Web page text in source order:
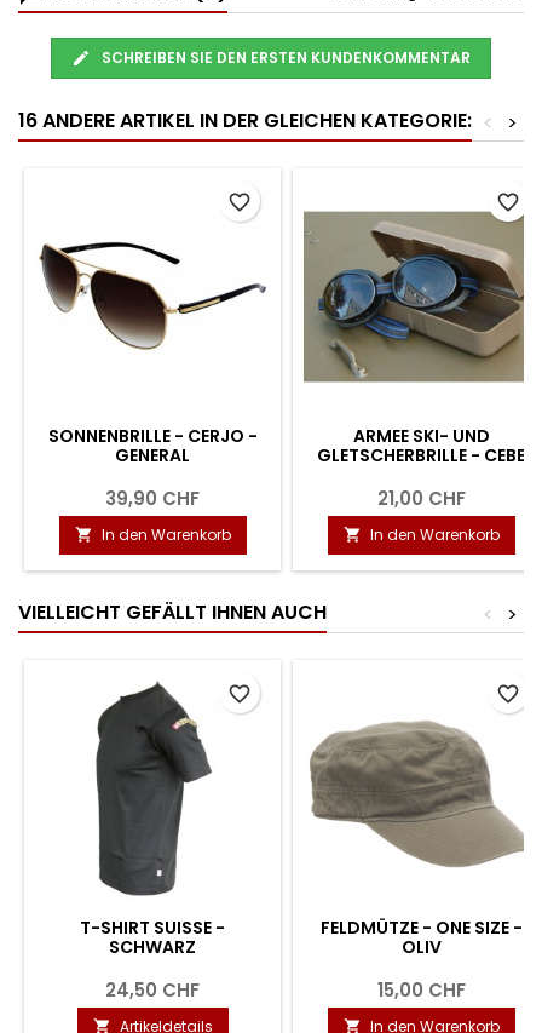
SCHREIBEN SIE DEN ERSTEN KUNDENKOMMENTAR
16 ANDERE ARTIKEL IN DER GLEICHEN KATEGORIE: >
<
SONNENBRILLE - CERJO -
GENERAL
39,90 CHF
 In den Warenkorb
favorite_border
ARMEE SKI- UND
GLETSCHERBRILLE - CEBE
21,00 CHF
 In den Warenkorb
favorite_border
VIELLEICHT GEFÄLLT IHNEN AUCH >
<
T-SHIRT SUISSE -
SCHWARZ
24,50 CHF
 Artikeldetails
favorite_border
FELDMÜTZE - ONE SIZE -
OLIV
15,00 CHF
 In den Warenkorb
favorite_border